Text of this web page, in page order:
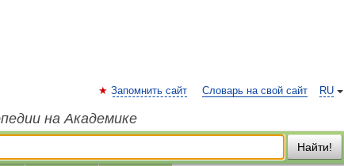
RU
Запомнить сайт Словарь на свой сайт
на Академике
Найти!